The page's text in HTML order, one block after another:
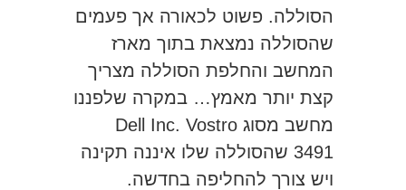
הסוללה. פשוט לכאורה אך פעמים
שהסוללה נמצאת בתוך מארז
המחשב והחלפת הסוללה מצריך
קצת יותר מאמץ… במקרה שלפננו
מחשב מסוג Dell Inc. Vostro
3491 שהסוללה שלו איננה תקינה
ויש צורך להחליפה בחדשה.